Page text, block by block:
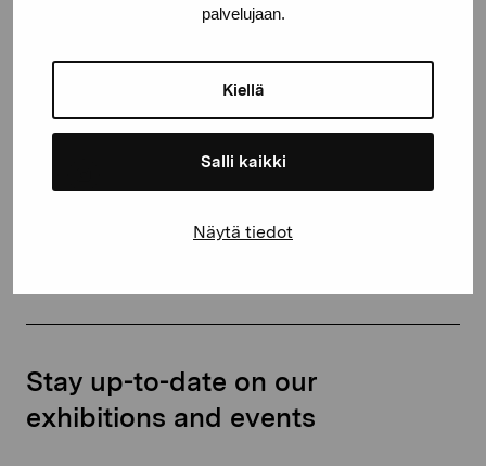
palvelujaan.
Kiellä
Salli kaikki
Näytä tiedot
Stay up-to-date on our
exhibitions and events